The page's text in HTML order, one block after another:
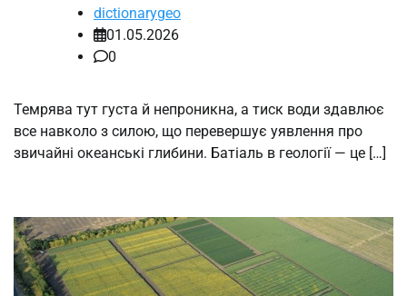
dictionarygeo
01.05.2026
0
Темрява тут густа й непроникна, а тиск води здавлює
все навколо з силою, що перевершує уявлення про
звичайні океанські глибини. Батіаль в геології — це […]